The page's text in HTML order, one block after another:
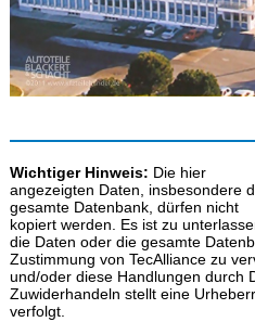
Wichtiger Hinweis: Die hier
angezeigten Daten, insbesondere
gesamte Datenbank, dürfen nicht
kopiert werden. Es ist zu
die Daten oder die gesamte
Zustimmung von TecAlliance zu
und/oder diese Handlungen durch
Zuwiderhandeln stellt eine
verfolgt.